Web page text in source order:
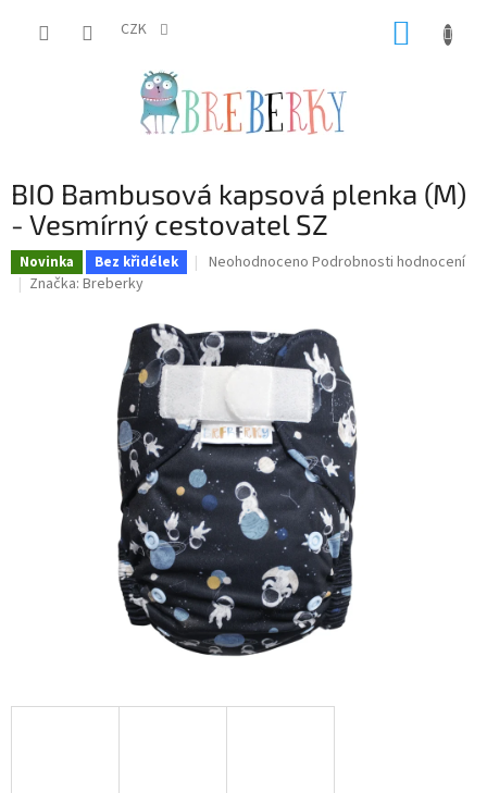
CZK
BIO Bambusová kapsová plenka (M)
- Vesmírný cestovatel SZ
Novinka Bez křidélek
Průměrné
0,0
z
hvězdiček.
Neohodnoceno Podrobnosti hodnocení
Značka: Breberky